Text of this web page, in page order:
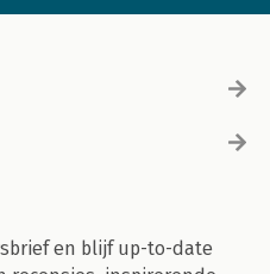
en blijf up-to-date